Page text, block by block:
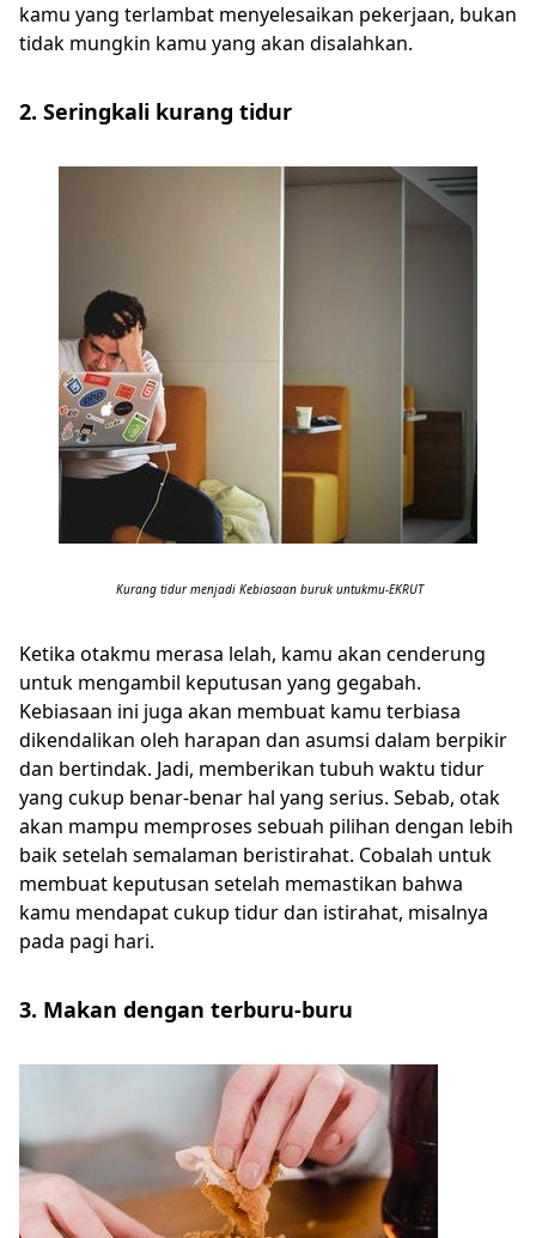
kamu yang terlambat menyelesaikan pekerjaan, bukan
tidak mungkin kamu yang akan disalahkan.
2. Seringkali kurang tidur
Kurang tidur menjadi Kebiasaan buruk untukmu-EKRUT
Ketika otakmu merasa lelah, kamu akan cenderung
untuk mengambil keputusan yang gegabah.
Kebiasaan ini juga akan membuat kamu terbiasa
dikendalikan oleh harapan dan asumsi dalam berpikir
dan bertindak. Jadi, memberikan tubuh waktu tidur
yang cukup benar-benar hal yang serius. Sebab, otak
akan mampu memproses sebuah pilihan dengan lebih
baik setelah semalaman beristirahat. Cobalah untuk
membuat keputusan setelah memastikan bahwa
kamu mendapat cukup tidur dan istirahat, misalnya
pada pagi hari.
3. Makan dengan terburu-buru